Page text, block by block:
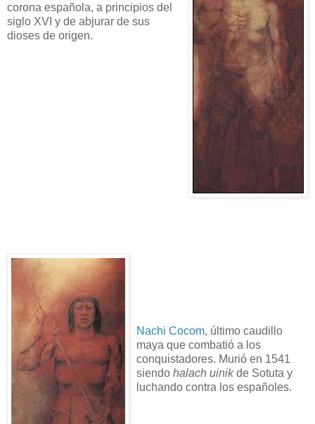
corona española, a principios del
siglo XVI y de abjurar de sus
dioses de origen.
Nachi Cocom, último caudillo
maya que combatió a los
conquistadores. Murió en 1541
siendo halach uinikde Sotuta y
luchando contra los españoles.